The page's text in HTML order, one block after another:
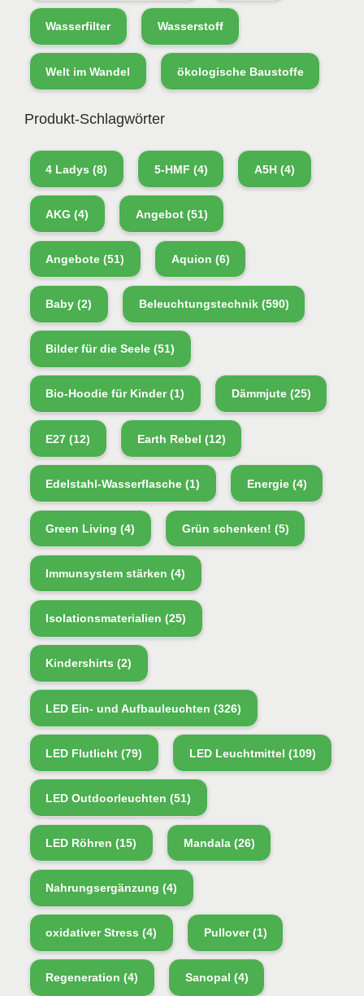
Wasserfilter Wasserstoff
Welt im Wandel ökologische Baustoffe
Produkt-Schlagwörter
4 Ladys (8) 5-HMF (4) A5H(4)
AKG (4) Angebot(51)
Angebote (51) Aquion (6)
Baby (2) Beleuchtungstechnik(590)
Bilder für die Seele (51)
Bio-Hoodie für Kinder(1) Dämmjute(25)
E27 (12) Earth Rebel (12)
Edelstahl-Wasserflasche (1) Energie(4)
Green Living (4) Grün schenken! (5)
Immunsystem stärken (4)
Isolationsmaterialien (25)
Kindershirts (2)
LED Ein- und Aufbauleuchten (326)
LED Flutlicht (79) LED Leuchtmittel (109)
LED Outdoorleuchten (51)
LED Röhren (15) Mandala(26)
Nahrungsergänzung (4)
oxidativer Stress (4) Pullover(1)
Regeneration (4) Sanopal (4)